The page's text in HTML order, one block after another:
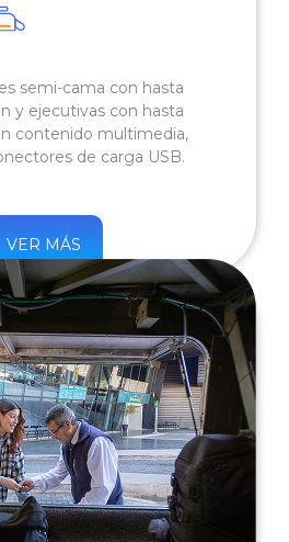
semi-cama con hasta
y ejecutivas con hasta
contenido multimedia,
de carga USB.
VER MÁS